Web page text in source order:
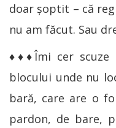
doar șoptit – că
nu am făcut. Sau
♦♦♦Îmi cer scuze
blocului unde nu
bară, care are o
pardon, de bare,